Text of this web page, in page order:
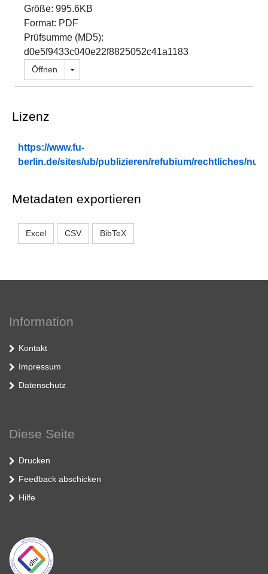
Größe: 995.6KB
Format: PDF
Prüfsumme (MD5):
d0e5f9433c040e22f8825052c41a1183
Öffnen Dropdown öffnen
Lizenz
https://www.fu-
berlin.de/sites/ub/publizieren/refubium/rechtliches/
Metadaten exportieren
Excel CSV BibTeX
Information
Kontakt
Impressum
Datenschutz
Diese Seite
Drucken
Feedback abschicken
Hilfe